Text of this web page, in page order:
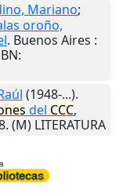
Mariano;
oroño,
. Buenos Aires :
(1948-...).
del CCC,
(M) LITERATURA